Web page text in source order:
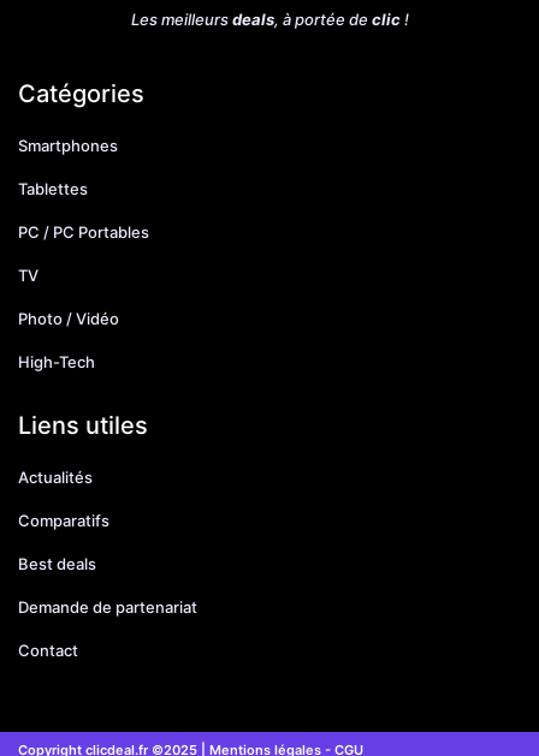
Les meilleursdeals, à portée de clic!
Catégories
Smartphones
Tablettes
PC / PC Portables
TV
Photo / Vidéo
High-Tech
Liens utiles
Actualités
Comparatifs
Best deals
Demande de partenariat
Contact
Copyright clicdeal.fr ©2025 | Mentions légales - CGU